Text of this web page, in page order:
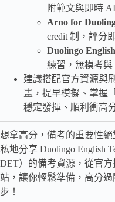
附範文與即時
Arno for
credit 制，評分
Duolingo
練習，無模考與
建議搭配官方資源與
畫，提早模擬、掌握
穩定發揮、順利衝高
想拿高分，備考的重要性
私地分享 Duolingo English
DET）的備考資源，從官
站，讓你輕鬆準備，高分
步！